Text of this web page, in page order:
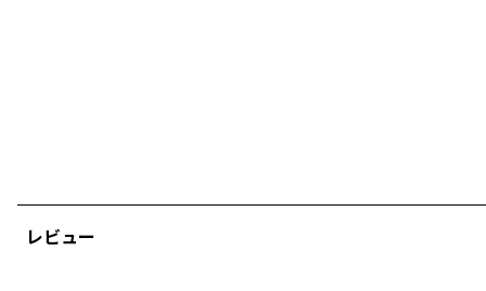
レビュー